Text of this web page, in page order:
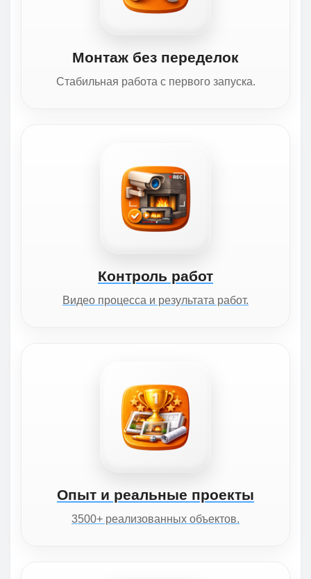
Монтаж без переделок
Стабильная работа с первого запуска.
Контроль работ
Видео процесса и результата работ.
Опыт и реальные проекты
3500+ реализованных объектов.